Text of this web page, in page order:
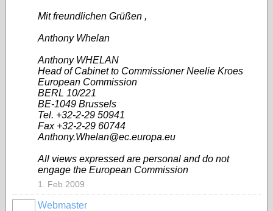
Mit freundlichen Grüßen ,
Anthony Whelan
Anthony WHELAN
Head of Cabinet to Commissioner Neelie Kroes
European Commission
BERL 10/221
BE-1049 Brussels
Tel. +32-2-29 50941
Fax +32-2-29 60744
Anthony.Whelan@ec.europa.eu
All views expressed are personal and do not
engage the European Commission
1. Feb 2009
Webmaster